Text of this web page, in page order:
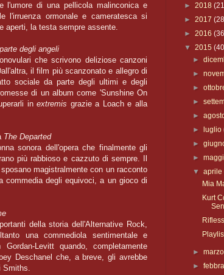
l'umore di una pellicola malinconica e
l'irruenza ormonale e cameratesca si
aperti, la testa sempre assente.
degli angeli
che scrivono deliziose canzoni
il film più scanzonato e allegro di
sociale da parte degli ultimi e degli
di un album come 'Sunshine On
inextremis grazie a Loach e alla
The Departed
sonora dell'opera che finalmente gli
più rabbioso e cazzuto di sempre. Il
magistralmente con un racconto
commedia degli equivoci, a un gioco di
della storia dell'Alternative Rock,
una commediola sentimentale e
Levitt quando, completamente
Deschanel che, a breve, gli avrebbe
Smiths.
► 2018
► 2017
► 2016
▼ 2015
►
►
►
►
►
►
luglio
►
►
▼aprile
Mia
Kurt
►
►